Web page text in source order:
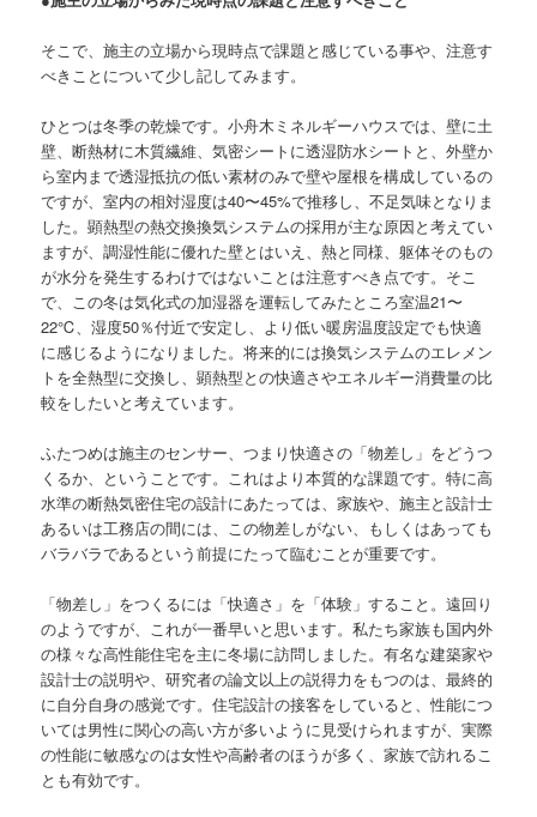
そこで、施主の立場から現時点で課題と感じている事や、注意す
べきことについて少し記してみます。
ひとつは冬季の乾燥です。小舟木ミネルギーハウスでは、壁に土
壁、断熱材に木質繊維、気密シートに透湿防水シートと、外壁か
ら室内まで透湿抵抗の低い素材のみで壁や屋根を構成しているの
ですが、室内の相対湿度は40〜45%で推移し、不足気味となりま
した。顕熱型の熱交換換気システムの採用が主な原因と考えてい
ますが、調湿性能に優れた壁とはいえ、熱と同様、躯体そのもの
が水分を発生するわけではないことは注意すべき点です。そこ
で、この冬は気化式の加湿器を運転してみたところ室温21〜
22℃、湿度50％付近で安定し、より低い暖房温度設定でも快適
に感じるようになりました。将来的には換気システムのエレメン
トを全熱型に交換し、顕熱型との快適さやエネルギー消費量の比
較をしたいと考えています。
ふたつめは施主のセンサー、つまり快適さの「物差し」をどうつ
くるか、ということです。これはより本質的な課題です。特に高
水準の断熱気密住宅の設計にあたっては、家族や、施主と設計士
あるいは工務店の間には、この物差しがない、もしくはあっても
バラバラであるという前提にたって臨むことが重要です。
「物差し」をつくるには「快適さ」を「体験」すること。遠回り
のようですが、これが一番早いと思います。私たち家族も国内外
の様々な高性能住宅を主に冬場に訪問しました。有名な建築家や
設計士の説明や、研究者の論文以上の説得力をもつのは、最終的
に自分自身の感覚です。住宅設計の接客をしていると、性能につ
いては男性に関心の高い方が多いように見受けられますが、実際
の性能に敏感なのは女性や高齢者のほうが多く、家族で訪れるこ
とも有効です。